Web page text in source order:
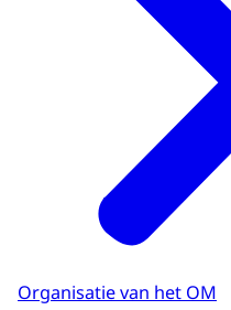
Organisatie van het OM